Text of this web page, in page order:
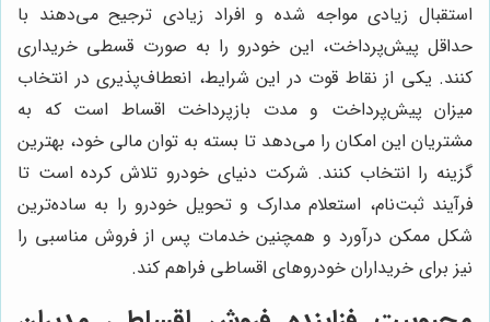
استقبال زیادی مواجه شده و افراد زیادی ترجیح می‌دهند با
حداقل پیش‌پرداخت، این خودرو را به صورت قسطی خریداری
کنند. یکی از نقاط قوت در این شرایط، انعطاف‌پذیری در انتخاب
میزان پیش‌پرداخت و مدت بازپرداخت اقساط است که به
مشتریان این امکان را می‌دهد تا بسته به توان مالی خود، بهترین
گزینه را انتخاب کنند. شرکت دنیای خودرو تلاش کرده است تا
فرآیند ثبت‌نام، استعلام مدارک و تحویل خودرو را به ساده‌ترین
شکل ممکن درآورد و همچنین خدمات پس از فروش مناسبی را
نیز برای خریداران خودروهای اقساطی فراهم کند.